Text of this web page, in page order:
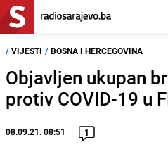
/ VIJESTI / BOSNA I HERCEGOVINA
Objavljen ukupan
protiv COVID-19 u
08.09.21. 08:51 1